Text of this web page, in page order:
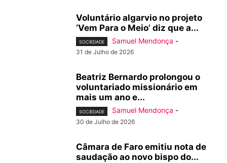
Voluntário algarvio no projeto
‘Vem Para o Meio’ diz que a...
SOCIEDADE Samuel Mendonça -
31 de Julho de 2026
Beatriz Bernardo prolongou o
voluntariado missionário em
mais um ano e...
SOCIEDADE Samuel Mendonça -
30 de Julho de 2026
Câmara de Faro emitiu nota de
saudação ao novo bispo do...